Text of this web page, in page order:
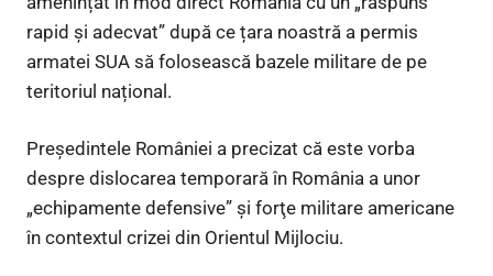
rapid și adecvat” după ce țara noastră a permis
armatei SUA să folosească bazele militare de pe
teritoriul național.
Președintele României a precizat că este vorba
despre dislocarea temporară în România a unor
„echipamente defensive” şi forţe militare americane
în contextul crizei din Orientul Mijlociu.